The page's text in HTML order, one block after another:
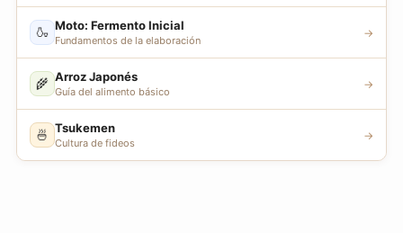
🍶 Moto: Fermento Inicial
Fundamentos de la elaboración
→
🌾 Arroz Japonés
Guía del alimento básico
→
🍜 Tsukemen
Cultura de fideos
→